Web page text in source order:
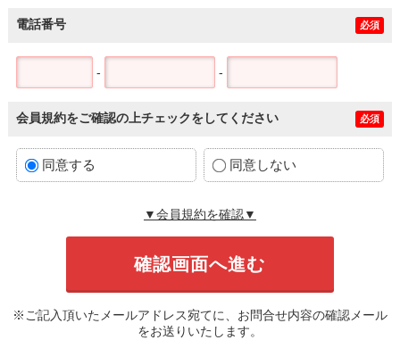
電話番号 必須
- -
会員規約をご確認の上チェックをしてください 必須
同意する 同意しない
▼会員規約を確認▼
※ご記入頂いたメールアドレス宛てに、お問合せ内容の確認メール
をお送りいたします。